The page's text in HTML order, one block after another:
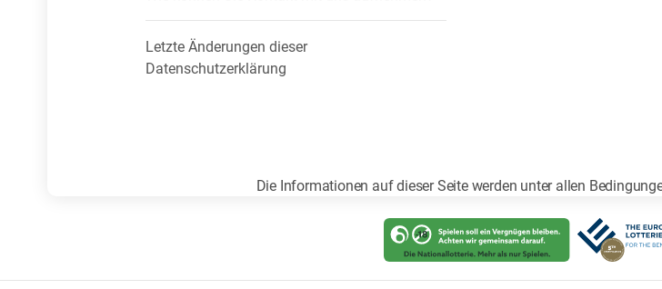
Letzte Änderungen dieser
Datenschutzerklärung
Die Informationen auf dieser Seite werden unter allen